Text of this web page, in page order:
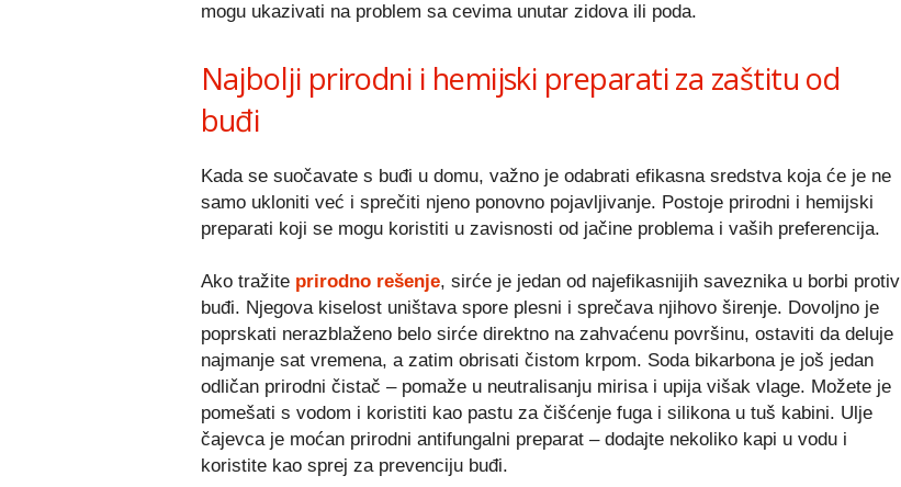
mogu ukazivati na problem sa cevima unutar zidova ili poda.
Najbolji prirodni i hemijski preparati za zaštitu od
buđi
Kada se suočavate s buđi u domu, važno je odabrati efikasna sredstva koja će je ne
samo ukloniti već i sprečiti njeno ponovno pojavljivanje. Postoje prirodni i hemijski
preparati koji se mogu koristiti u zavisnosti od jačine problema i vaših preferencija.
Ako tražite prirodno rešenje, sirće je jedan od najefikasnijih saveznika u borbi protiv
buđi. Njegova kiselost uništava spore plesni i sprečava njihovo širenje. Dovoljno je
poprskati nerazblaženo belo sirće direktno na zahvaćenu površinu, ostaviti da deluje
najmanje sat vremena, a zatim obrisati čistom krpom. Soda bikarbona je još jedan
odličan prirodni čistač – pomaže u neutralisanju mirisa i upija višak vlage. Možete je
pomešati s vodom i koristiti kao pastu za čišćenje fuga i silikona u tuš kabini. Ulje
čajevca je moćan prirodni antifungalni preparat – dodajte nekoliko kapi u vodu i
koristite kao sprej za prevenciju buđi.